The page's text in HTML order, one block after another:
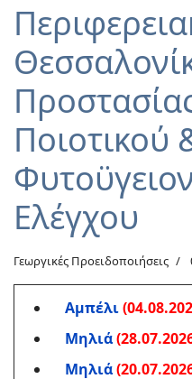
Ποιοτικού
Ελέγχου
Γεωργικές Προειδοποιήσεις
Αμπέλι
Μηλιά
Μηλιά